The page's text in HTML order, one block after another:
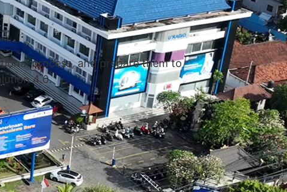
process, and prepare them to
4.0.